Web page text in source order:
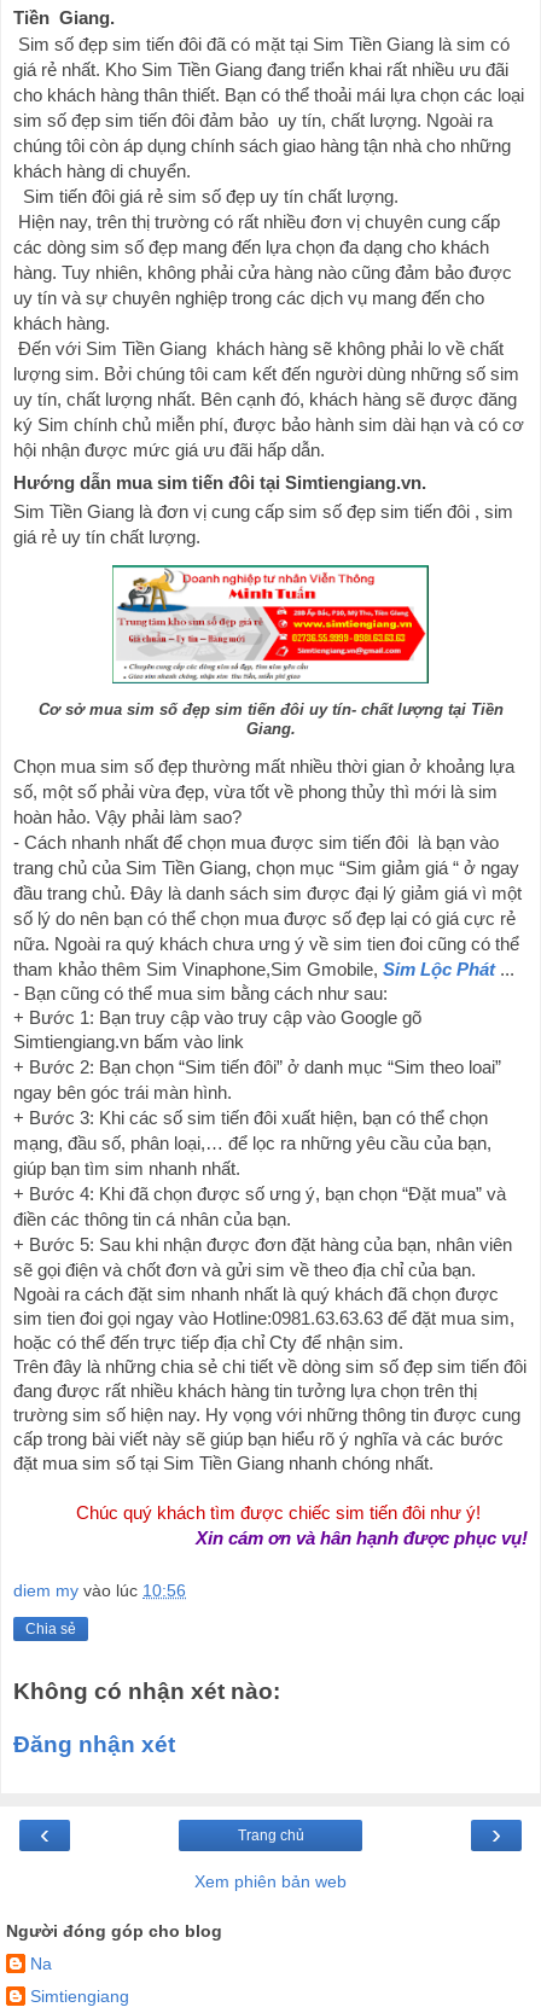
Tiền  Giang.
Sim số đẹp sim tiến đôi đã có mặt tại Sim Tiền Giang là sim có
giá rẻ nhất. Kho Sim Tiền Giang đang triển khai rất nhiều ưu đãi
cho khách hàng thân thiết. Bạn có thể thoải mái lựa chọn các loại
sim số đẹp sim tiến đôi đảm bảo  uy tín, chất lượng. Ngoài ra
chúng tôi còn áp dụng chính sách giao hàng tận nhà cho những
khách hàng di chuyển.
Sim tiến đôi giá rẻ sim số đẹp uy tín chất lượng.
Hiện nay, trên thị trường có rất nhiều đơn vị chuyên cung cấp
các dòng sim số đẹp mang đến lựa chọn đa dạng cho khách
hàng. Tuy nhiên, không phải cửa hàng nào cũng đảm bảo được
uy tín và sự chuyên nghiệp trong các dịch vụ mang đến cho
khách hàng.
Đến với Sim Tiền Giang  khách hàng sẽ không phải lo về chất
lượng sim. Bởi chúng tôi cam kết đến người dùng những số sim
uy tín, chất lượng nhất. Bên cạnh đó, khách hàng sẽ được đăng
ký Sim chính chủ miễn phí, được bảo hành sim dài hạn và có cơ
hội nhận được mức giá ưu đãi hấp dẫn.
Hướng dẫn mua sim tiến đôi tại Simtiengiang.vn.
Sim Tiền Giang là đơn vị cung cấp sim số đẹp sim tiến đôi , sim
giá rẻ uy tín chất lượng.
Cơ sở mua sim số đẹp sim tiến đôi uy tín- chất lượng tại Tiền
Giang.
Chọn mua sim số đẹp thường mất nhiều thời gian ở khoảng lựa
số, một số phải vừa đẹp, vừa tốt về phong thủy thì mới là sim
hoàn hảo. Vậy phải làm sao?
- Cách nhanh nhất để chọn mua được sim tiến đôi  là bạn vào
trang chủ của Sim Tiền Giang, chọn mục “Sim giảm giá “ ở ngay
đầu trang chủ. Đây là danh sách sim được đại lý giảm giá vì một
số lý do nên bạn có thể chọn mua được số đẹp lại có giá cực rẻ
nữa. Ngoài ra quý khách chưa ưng ý về sim tien đoi cũng có thể
tham khảo thêm Sim Vinaphone,Sim Gmobile, Sim Lộc Phát ...
- Bạn cũng có thể mua sim bằng cách như sau:
+ Bước 1: Bạn truy cập vào truy cập vào Google gõ
Simtiengiang.vn bấm vào link
+ Bước 2: Bạn chọn “Sim tiến đôi” ở danh mục “Sim theo loai”
ngay bên góc trái màn hình.
+ Bước 3: Khi các số sim tiến đôi xuất hiện, bạn có thể chọn
mạng, đầu số, phân loại,… để lọc ra những yêu cầu của bạn,
giúp bạn tìm sim nhanh nhất.
+ Bước 4: Khi đã chọn được số ưng ý, bạn chọn “Đặt mua” và
điền các thông tin cá nhân của bạn.
+ Bước 5: Sau khi nhận được đơn đặt hàng của bạn, nhân viên
sẽ gọi điện và chốt đơn và gửi sim về theo địa chỉ của bạn.
Ngoài ra cách đặt sim nhanh nhất là quý khách đã chọn được
sim tien đoi gọi ngay vào Hotline:0981.63.63.63 để đặt mua sim,
hoặc có thể đến trực tiếp địa chỉ Cty để nhận sim.
Trên đây là những chia sẻ chi tiết về dòng sim số đẹp sim tiến đôi
đang được rất nhiều khách hàng tin tưởng lựa chọn trên thị
trường sim số hiện nay. Hy vọng với những thông tin được cung
cấp trong bài viết này sẽ giúp bạn hiểu rõ ý nghĩa và các bước
đặt mua sim số tại Sim Tiền Giang nhanh chóng nhất.
Chúc quý khách tìm được chiếc sim tiến đôi như ý!
Xin cám ơn và hân hạnh được phục vụ!
diem my vào lúc 10:56
Chia sẻ
Không có nhận xét nào:
Đăng nhận xét
‹ ›
Trang chủ
Xem phiên bản web
Người đóng góp cho blog
Na
Simtiengiang